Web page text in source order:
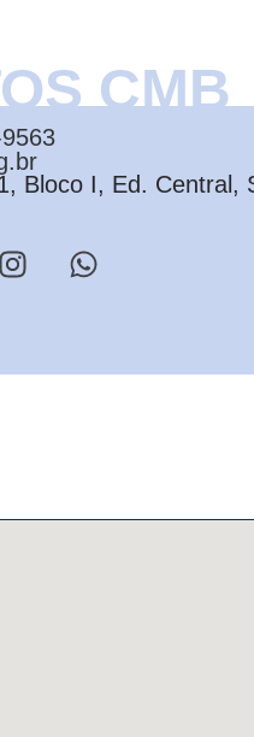
CMB
Bloco I, Ed. Central,